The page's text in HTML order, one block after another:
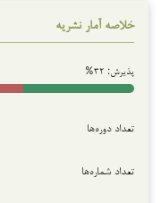
خلاصه آمار نشریه
پذیرش: ۳۲%
تعداد دوره‌ها
تعداد شماره‌ها